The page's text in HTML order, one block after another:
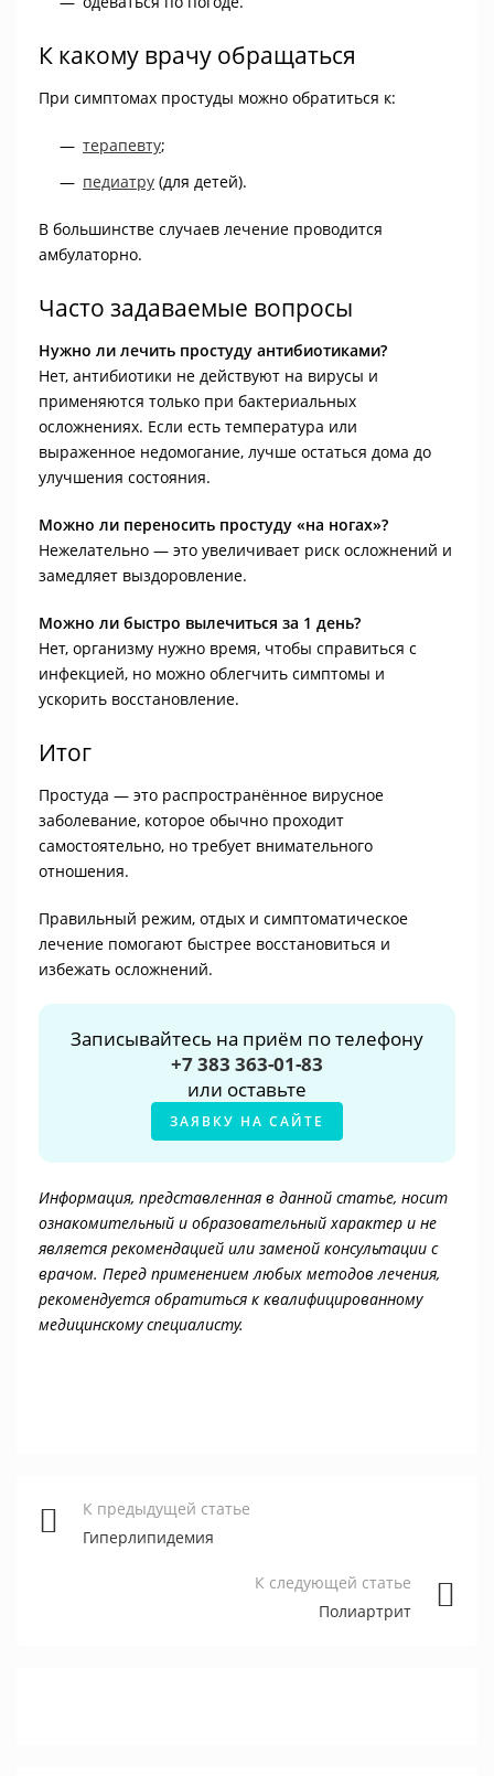
К какому врачу обращаться
При симптомах простуды можно обратиться к:
терапевту;
педиатру (для детей).
В большинстве случаев лечение проводится
амбулаторно.
Часто задаваемые вопросы
Нужно ли лечить простуду антибиотиками?
Нет, антибиотики не действуют на вирусы и
применяются только при бактериальных
осложнениях. Если есть температура или
выраженное недомогание, лучше остаться дома до
улучшения состояния.
Можно ли переносить простуду «на ногах»?
Нежелательно — это увеличивает риск осложнений и
замедляет выздоровление.
Можно ли быстро вылечиться за 1 день?
Нет, организму нужно время, чтобы справиться с
инфекцией, но можно облегчить симптомы и
ускорить восстановление.
Итог
Простуда — это распространённое вирусное
заболевание, которое обычно проходит
самостоятельно, но требует внимательного
отношения.
Правильный режим, отдых и симптоматическое
лечение помогают быстрее восстановиться и
избежать осложнений.
Записывайтесь на приём по телефону
+7 383 363-01-83
или оставьте
ЗАЯВКУ НА САЙТЕ
Информация, представленная в данной статье, носит
ознакомительный и образовательный характер и не
является рекомендацией или заменой консультации с
врачом. Перед применением любых методов лечения,
рекомендуется обратиться к квалифицированному
медицинскому специалисту.
К предыдущей статье
Гиперлипидемия
К следующей статье
Полиартрит